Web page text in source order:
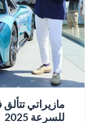
مازيراتي
للسرعة 2025